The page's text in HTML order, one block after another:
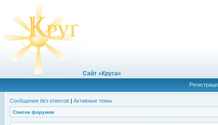
Сайт «Круга»
Сообщения без ответов | Активные темы
Список форумов